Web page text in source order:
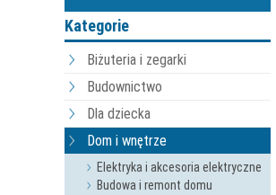
Kategorie
Biżuteria i zegarki
Budownictwo
Dla dziecka
Dom i wnętrze
Elektryka i akcesoria elektryczne
Budowa i remont domu